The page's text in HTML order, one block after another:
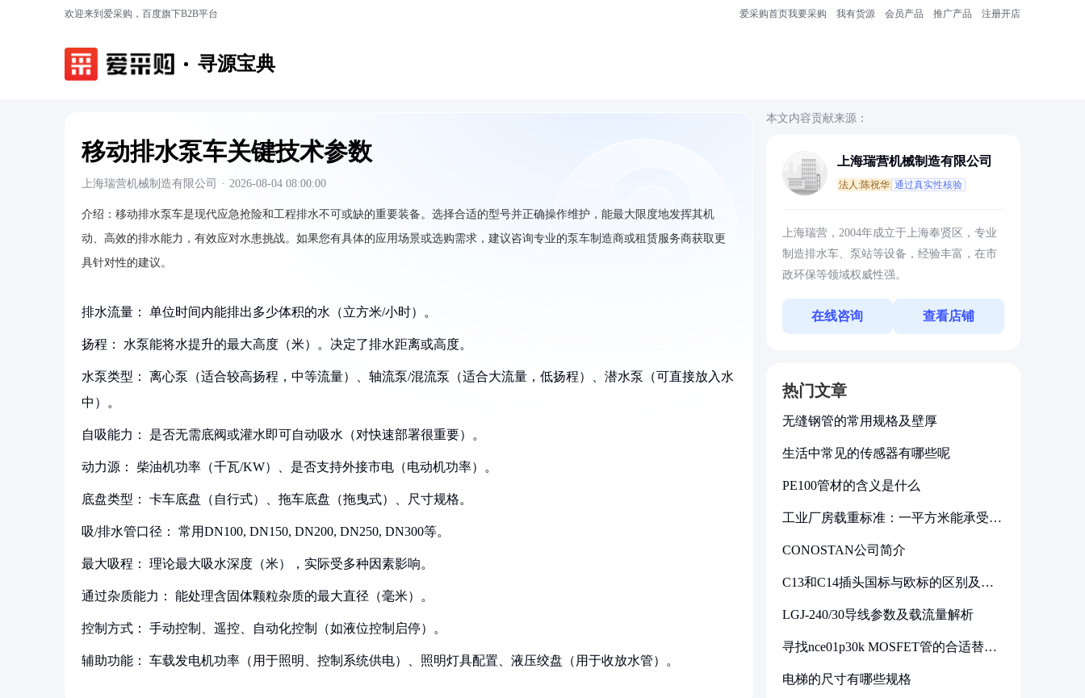
欢迎来到爱采购，百度旗下B2B平台 爱采购首页我要采购 我有货源 会员产品 推广产品 注册开店
寻源宝典
移动排水泵车关键技术参数
上海瑞营机械制造有限公司 · 2026-08-04 08:00:00
介绍： 移动排水泵车是现代应急抢险和工程排水不可或缺的重要装备。选择合适的型号并正确操作维护，能最大限度地发挥其机
动、高效的排水能力，有效应对水患挑战。如果您有具体的应用场景或选购需求，建议咨询专业的泵车制造商或租赁服务商获取更
具针对性的建议。
排水流量：‌ 单位时间内能排出多少体积的水（立方米/小时）。
‌扬程：‌ 水泵能将水提升的最大高度（米）。决定了排水距离或高度。
‌水泵类型：‌ 离心泵（适合较高扬程，中等流量）、轴流泵/混流泵（适合大流量，低扬程）、潜水泵（可直接放入水
中）。
‌自吸能力：‌ 是否无需底阀或灌水即可自动吸水（对快速部署很重要）。
‌动力源：‌ 柴油机功率（千瓦/KW）、是否支持外接市电（电动机功率）。
‌底盘类型：‌ 卡车底盘（自行式）、拖车底盘（拖曳式）、尺寸规格。
‌吸/排水管口径：‌ 常用DN100, DN150, DN200, DN250, DN300等。
‌最大吸程：‌ 理论最大吸水深度（米），实际受多种因素影响。
‌通过杂质能力：‌ 能处理含固体颗粒杂质的最大直径（毫米）。
‌控制方式：‌ 手动控制、遥控、自动化控制（如液位控制启停）。
‌辅助功能：‌ 车载发电机功率（用于照明、控制系统供电）、照明灯具配置、液压绞盘（用于收放水管）。
本文内容贡献来源：
上海瑞营机械制造有限公司
法人:陈祝华 通过真实性核验
上海瑞营，2004年成立于上海奉贤区，专业
制造排水车、泵站等设备，经验丰富，在市
政环保等领域权威性强。
在线咨询 查看店铺
热门文章
无缝钢管的常用规格及壁厚
生活中常见的传感器有哪些呢
PE100管材的含义是什么
工业厂房载重标准：一平方米能承受多
CONOSTAN公司简介
C13和C14插头国标与欧标的区别及其
LGJ-240/30导线参数及载流量解析
寻找nce01p30k MOSFET管的合适替代
电梯的尺寸有哪些规格